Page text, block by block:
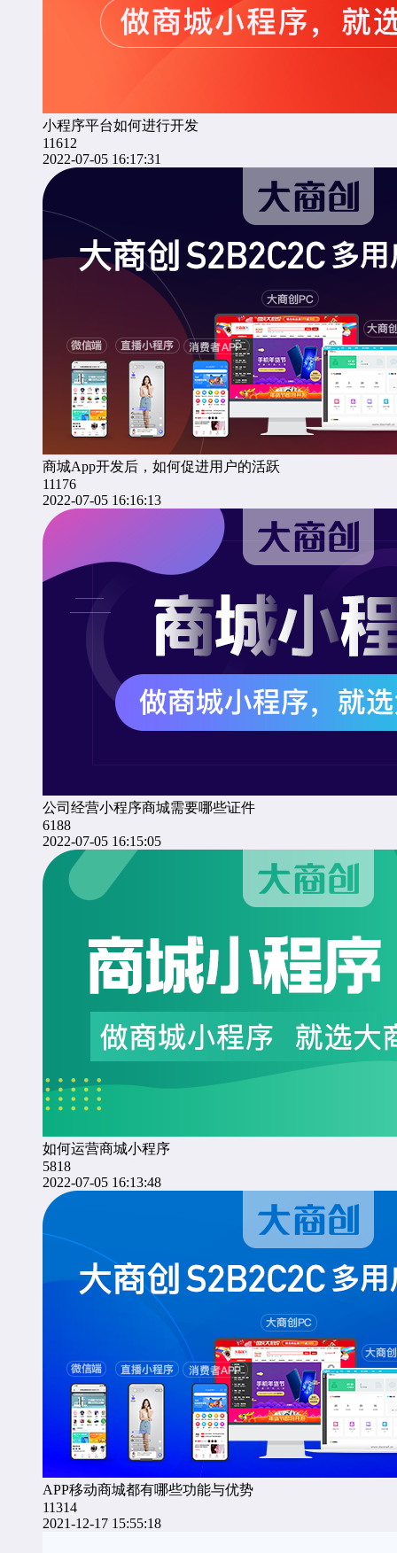
小程序平台如何进行开发
11612
2022-07-05 16:17:31
商城App开发后，如何促进用户的活跃
11176
2022-07-05 16:16:13
公司经营小程序商城需要哪些证件
6188
2022-07-05 16:15:05
如何运营商城小程序
5818
2022-07-05 16:13:48
APP移动商城都有哪些功能与优势
11314
2021-12-17 15:55:18